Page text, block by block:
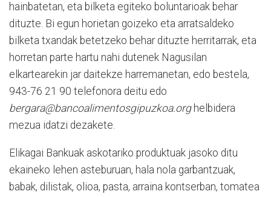
hainbatetan, eta bilketa egiteko boluntarioak behar
dituzte. Bi egun horietan goizeko eta arratsaldeko
bilketa txandak betetzeko behar dituzte herritarrak, eta
horretan parte hartu nahi dutenek Nagusilan
elkartearekin jar daitekze harremanetan, edo bestela,
943-76 21 90 telefonora deitu edo
bergara@bancoalimentosgipuzkoa.orghelbidera
mezua idatzi dezakete.
Elikagai Bankuak askotariko produktuak jasoko ditu
ekaineko lehen asteburuan, hala nola garbantzuak,
babak, dilistak, olioa, pasta, arraina kontserban, tomatea